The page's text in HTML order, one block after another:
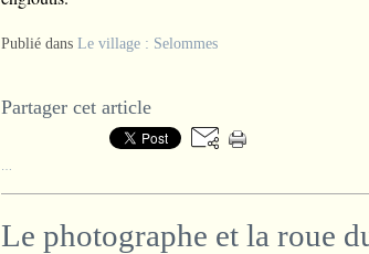
Publié dans Le village : Selommes
Partager cet article
Le photographe et la roue